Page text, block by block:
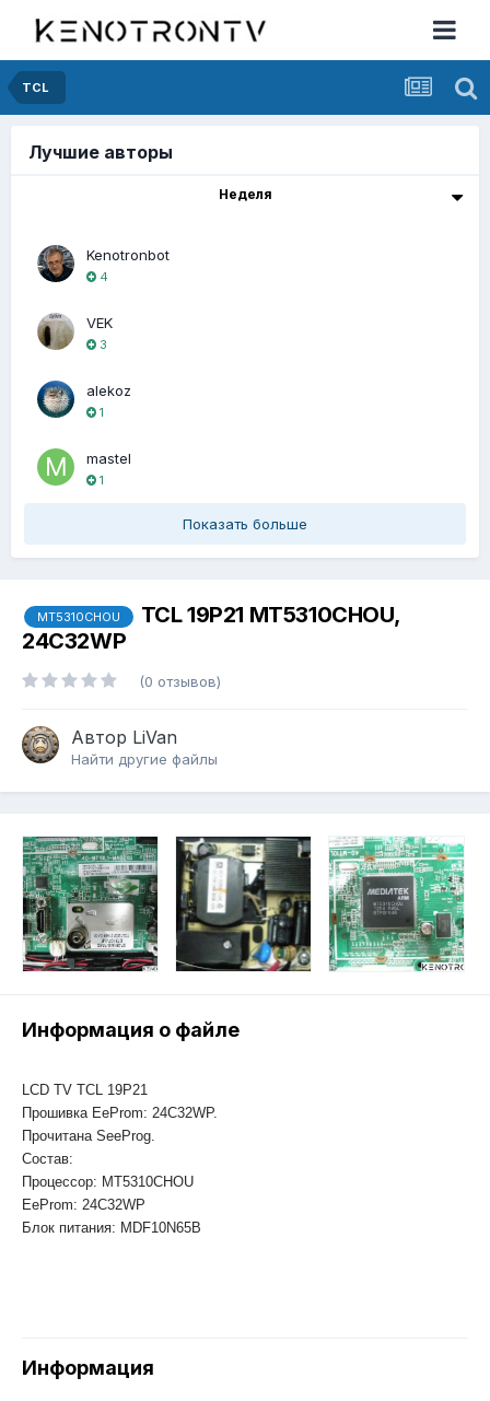
TCL
Лучшие авторы
Неделя
Kenotronbot
4
VEK
3
alekoz
1
mastel
1
Показать больше
MT5310CHOU
TCL 19P21 MT5310CHOU,
24C32WP
(0 отзывов)
Автор LiVan
Найти другие файлы
Информация о файле
LCD TV TCL 19P21
Прошивка EeProm: 24C32WP.
Прочитана SeeProg.
Состав:
Процессор: MT5310CHOU
EeProm: 24C32WP
Блок питания: MDF10N65B
Информация